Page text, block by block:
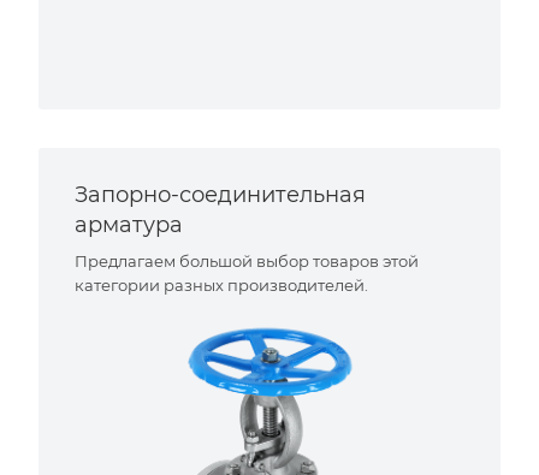
Запорно-соединительная
арматура
Предлагаем большой выбор товаров этой
категории разных производителей.